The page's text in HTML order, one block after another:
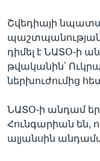
Շվեդիայի
պաշտպանության
դիմել է ՆԱՏՕ-ի
թվականին՝
ներխուժումից
ՆԱՏՕ-ի անդամ
Հունգարիան են,
ալյանսին